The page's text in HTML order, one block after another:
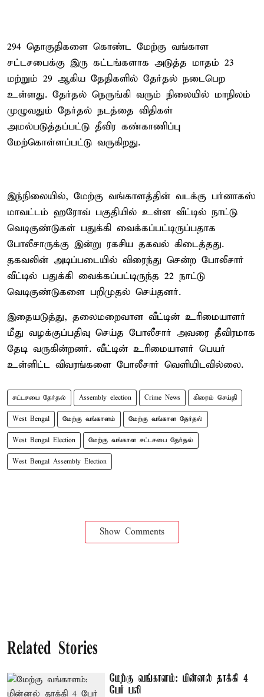
294 தொகுதிகளை கொண்ட மேற்கு வங்காள
சட்டசபைக்கு இரு கட்டங்களாக அடுத்த மாதம் 23
மற்றும் 29 ஆகிய தேதிகளில் தேர்தல் நடைபெற
உள்ளது. தேர்தல் நெருங்கி வரும் நிலையில் மாநிலம்
முழுவதும் தேர்தல் நடத்தை விதிகள்
அமல்படுத்தப்பட்டு தீவிர கண்காணிப்பு
மேற்கொள்ளப்பட்டு வருகிறது.
இந்நிலையில், மேற்கு வங்காளத்தின் வடக்கு பர்னாகஸ்
மாவட்டம் ஹரோவ் பகுதியில் உள்ள வீட்டில் நாட்டு
வெடிகுண்டுகள் பதுக்கி வைக்கப்பட்டிருப்பதாக
போலீசாருக்கு இன்று ரகசிய தகவல் கிடைத்தது.
தகவலின் அடிப்படையில் விரைந்து சென்ற போலீசார்
வீட்டில் பதுக்கி வைக்கப்பட்டிருந்த 22 நாட்டு
வெடிகுண்டுகளை பறிமுதல் செய்தனர்.
இதையடுத்து, தலைமறைவான வீட்டின் உரிமையாளர்
மீது வழக்குப்பதிவு செய்த போலீசார் அவரை தீவிரமாக
தேடி வருகின்றனர். வீட்டின் உரிமையாளர் பெயர்
உள்ளிட்ட விவரங்களை போலீசார் வெளியிடவில்லை.
சட்டசபை தேர்தல் Assembly election Crime News கிரைம் செய்தி
West Bengal மேற்கு வங்காளம் மேற்கு வங்காள தேர்தல்
West Bengal Election மேற்கு வங்காள சட்டசபை தேர்தல்
West Bengal Assembly Election
Show Comments
Related Stories
மேற்கு வங்காளம்: மின்னல் தாக்கி 4
பேர் பலி